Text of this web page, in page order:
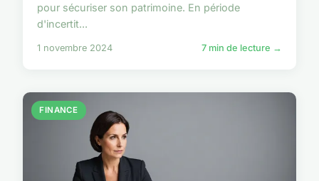
pour sécuriser son patrimoine. En période
d'incertit...
1 novembre 2024 7 min de lecture →
FINANCE